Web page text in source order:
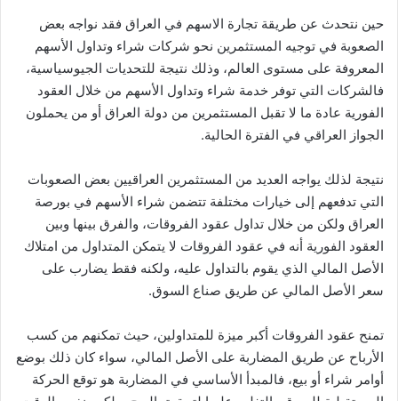
حين نتحدث عن طريقة تجارة الاسهم في العراق فقد نواجه بعض
الصعوبة في توجيه المستثمرين نحو شركات شراء وتداول الأسهم
المعروفة على مستوى العالم، وذلك نتيجة للتحديات الجيوسياسية،
فالشركات التي توفر خدمة شراء وتداول الأسهم من خلال العقود
الفورية عادة ما لا تقبل المستثمرين من دولة العراق أو من يحملون
الجواز العراقي في الفترة الحالية.
نتيجة لذلك يواجه العديد من المستثمرين العراقيين بعض الصعوبات
التي تدفعهم إلى خيارات مختلفة تتضمن شراء الأسهم في بورصة
العراق ولكن من خلال تداول عقود الفروقات، والفرق بينها وبين
العقود الفورية أنه في عقود الفروقات لا يتمكن المتداول من امتلاك
الأصل المالي الذي يقوم بالتداول عليه، ولكنه فقط يضارب على
سعر الأصل المالي عن طريق صناع السوق.
تمنح عقود الفروقات أكبر ميزة للمتداولين، حيث تمكنهم من كسب
الأرباح عن طريق المضاربة على الأصل المالي، سواء كان ذلك بوضع
أوامر شراء أو بيع، فالمبدأ الأساسي في المضاربة هو توقع الحركة